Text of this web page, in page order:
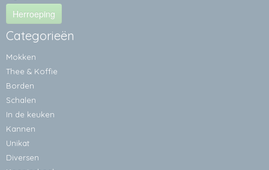
Herroeping
Categorieën
Mokken
Thee & Koffie
Borden
Schalen
In de keuken
Kannen
Unikat
Diversen